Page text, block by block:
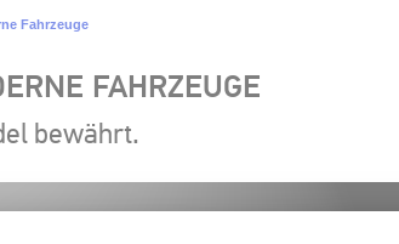
Fahrzeuge
FAHRZEUGE
bewährt.